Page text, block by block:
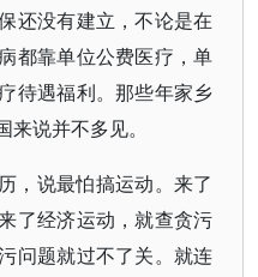
还没有建立，不论是在
都靠单位公费医疗，单
待遇福利。那些年家乡
说并不多见。
，说最怕搞运动。来了
了经济运动，就查贪污
问题就过不了关。就连